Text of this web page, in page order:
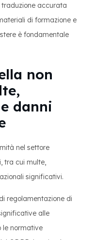
accurata
di formazione e
è fondamentale
non
danni
nel settore
tra cui multe,
significativi.
regolamentazione di
alle
le normative